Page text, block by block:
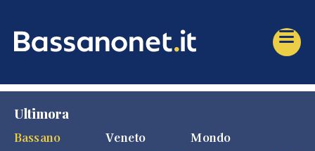
Ultimora
Bassano
Veneto Mondo